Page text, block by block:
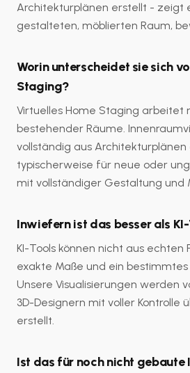
Architekturplänen erstellt - zeigt
gestalteten, möblierten Raum,
Worin unterscheidet sie sich
Staging?
Virtuelles Home Staging arbeitet
bestehender Räume.
vollständig aus Architekturplänen
typischerweise für neue oder
mit vollständiger Gestaltung und
Inwiefern ist das besser als
KI-Tools können nicht aus
exakte Maße und ein bestimmtes
Unsere Visualisierungen werden
3D-Designern mit voller Kontrolle
erstellt.
Ist das für noch nicht gebaute